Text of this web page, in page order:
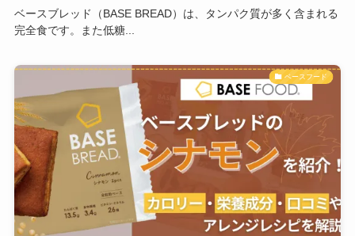
ベースブレッド（BASE BREAD）は、タンパク質が多く含まれる
完全食です。また低糖...
ベースフード